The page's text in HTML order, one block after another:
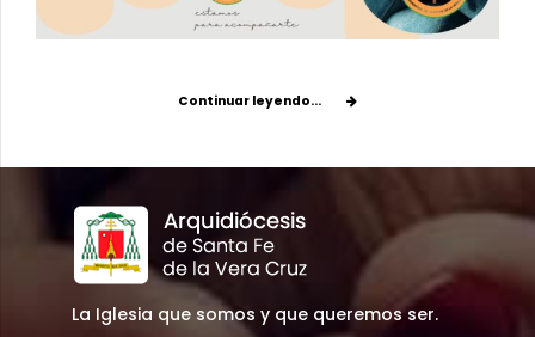
Continuar leyendo...
La Iglesia que somos y que queremos ser.